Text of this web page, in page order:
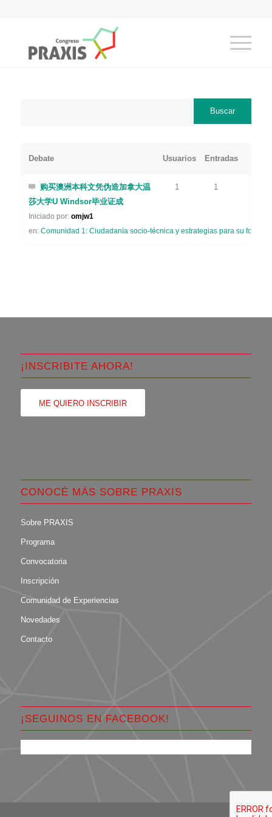
Debate Usuarios Entradas
购买澳洲本科文凭伪造加拿大温
莎大学U Windsor毕业证成
Iniciado por: omjw1
en: Comunidad 1: Ciudadanía socio-técnica y estrategias para su
1 1
¡INSCRIBITE AHORA!
ME QUIERO INSCRIBIR
CONOCÉ MÁS SOBRE PRAXIS
Sobre PRAXIS
Programa
Convocatoria
Inscripción
Comunidad de Experiencias
Novedades
Contacto
¡SEGUINOS EN FACEBOOK!